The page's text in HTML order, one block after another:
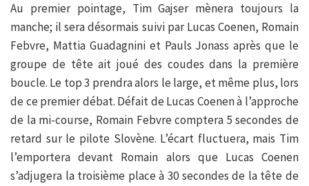
Au premier pointage, Tim Gajser mènera toujours la
manche; il sera désormais suivi par Lucas Coenen, Romain
Febvre, Mattia Guadagnini et Pauls Jonass après que le
groupe de tête ait joué des coudes dans la première
boucle. Le top 3 prendra alors le large, et même plus, lors
de ce premier débat. Défait de Lucas Coenen à l’approche
de la mi-course, Romain Febvre comptera 5 secondes de
retard sur le pilote Slovène. L’écart fluctuera, mais Tim
l’emportera devant Romain alors que Lucas Coenen
s’adjugera la troisième place à 30 secondes de la tête de